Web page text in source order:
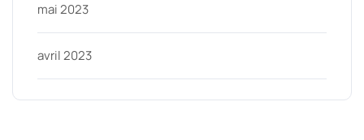
mai 2023
avril 2023